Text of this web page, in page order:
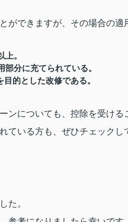
ができますが、その場合の適
上。
部分に充てられている。
的とした改修である。
ンについても、控除を受ける
ている方も、ぜひチェックし
た。